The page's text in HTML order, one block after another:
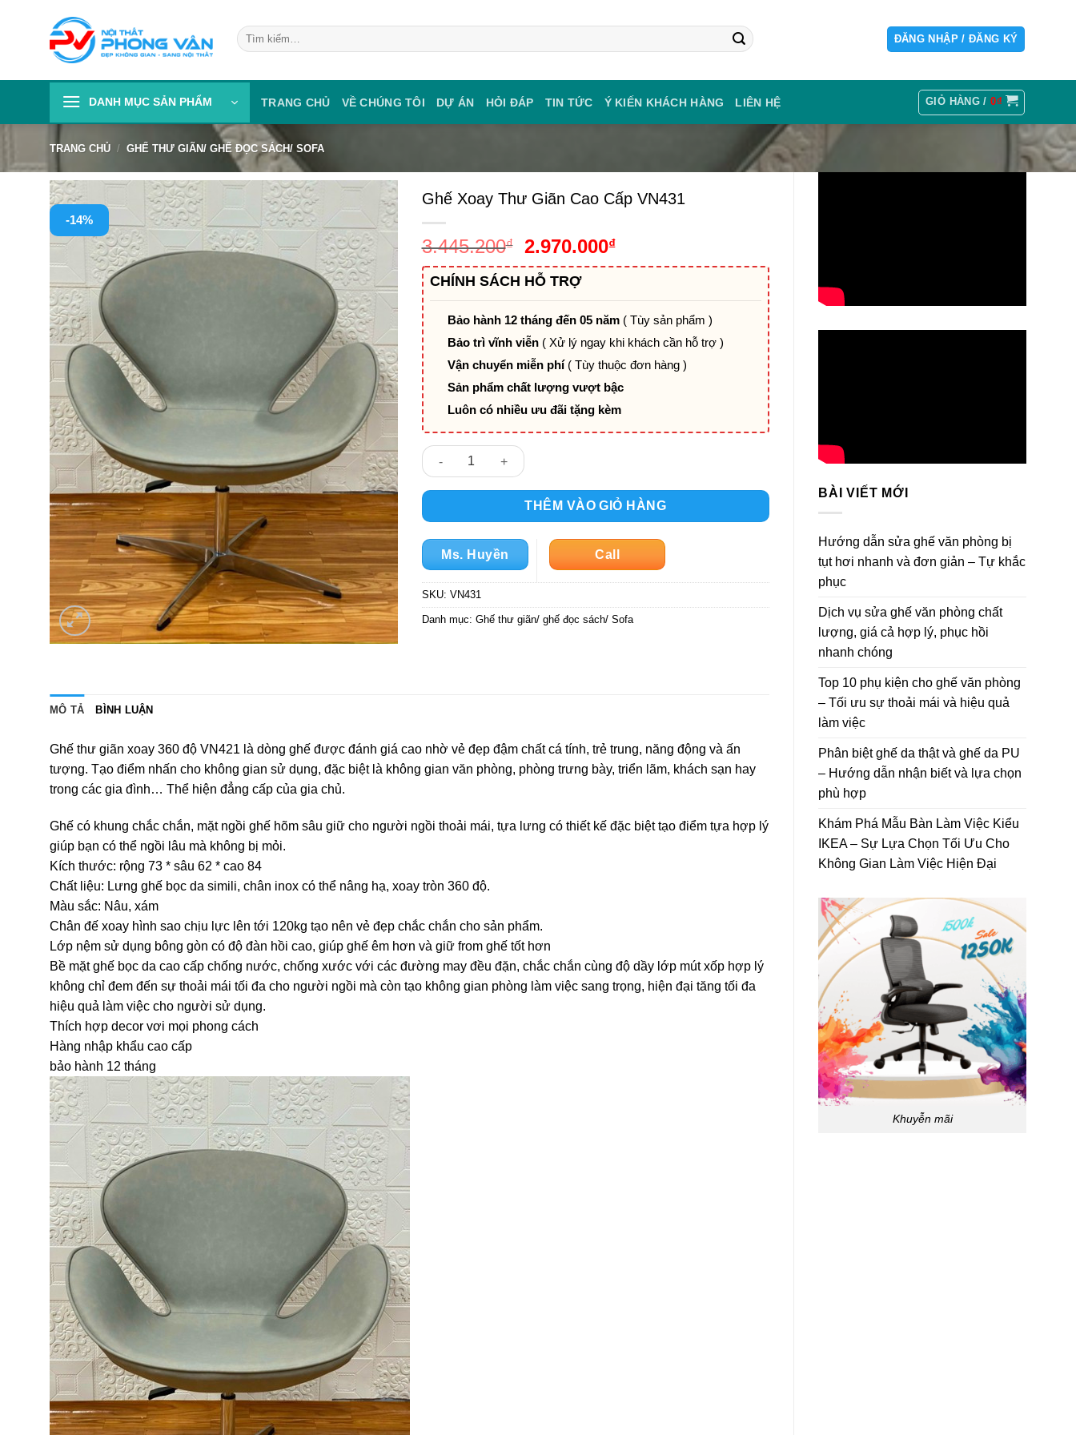
Tìm
kiếm:
ĐĂNG NHẬP / ĐĂNG KÝ
DANH MỤC SẢN PHẨM TRANG CHỦ VỀ CHÚNG TÔI DỰ ÁN HỎI ĐÁP TIN TỨC Ý KIẾN KHÁCH HÀNG LIÊN HỆ GIỎ HÀNG /0₫
TRANG CHỦ / GHẾ THƯ GIÃN/ GHẾ ĐỌC SÁCH/ SOFA
BÀI VIẾT MỚI
Hướng dẫn sửa ghế văn phòng bị
tụt hơi nhanh và đơn giản – Tự khắc
phục
Dịch vụ sửa ghế văn phòng chất
lượng, giá cả hợp lý, phục hồi
nhanh chóng
Top 10 phụ kiện cho ghế văn phòng
– Tối ưu sự thoải mái và hiệu quả
làm việc
Phân biệt ghế da thật và ghế da PU
– Hướng dẫn nhận biết và lựa chọn
phù hợp
Khám Phá Mẫu Bàn Làm Việc Kiểu
IKEA – Sự Lựa Chọn Tối Ưu Cho
Không Gian Làm Việc Hiện Đại
Khuyễn mãi
-14%
Ghế Xoay Thư Giãn Cao Cấp VN431
3.445.200₫
Giá
gốc
là:
3.445.200₫.
2.970.000₫Giá
hiện
là:
2.970.000₫.
CHÍNH SÁCH HỖ TRỢ
Bảo hành 12 tháng đến 05 năm ( Tùy sản phẩm )
Bảo trì vĩnh viễn ( Xử lý ngay khi khách cần hỗ trợ )
Vận chuyển miễn phí ( Tùy thuộc đơn hàng )
Sản phẩm chất lượng vượt bậc
Luôn có nhiều ưu đãi tặng kèm
Ghế Xoay Thư Giãn Cao Cấp VN431 số lượng
THÊM VÀO GIỎ HÀNG
Ms. Huyền Call
SKU: VN431
Danh mục: Ghế thư giãn/ ghế đọc sách/ Sofa
MÔ TẢ BÌNH LUẬN
Ghế thư giãn xoay 360 độ VN421 là dòng ghế được đánh giá cao nhờ vẻ đẹp đậm chất cá tính, trẻ trung, năng động và ấn
tượng. Tạo điểm nhấn cho không gian sử dụng, đặc biệt là không gian văn phòng, phòng trưng bày, triển lãm, khách sạn hay
trong các gia đình… Thể hiện đẳng cấp của gia chủ.
Ghế có khung chắc chắn, mặt ngồi ghế hõm sâu giữ cho người ngồi thoải mái, tựa lưng có thiết kế đặc biệt tạo điểm tựa hợp lý
giúp bạn có thể ngồi lâu mà không bị mỏi.
Kích thước: rộng 73 * sâu 62 * cao 84
Chất liệu: Lưng ghế bọc da simili, chân inox có thể nâng hạ, xoay tròn 360 độ.
Màu sắc: Nâu, xám
Chân đế xoay hình sao chịu lực lên tới 120kg tạo nên vẻ đẹp chắc chắn cho sản phẩm.
Lớp nệm sử dụng bông gòn có độ đàn hồi cao, giúp ghế êm hơn và giữ from ghế tốt hơn
Bề mặt ghế bọc da cao cấp chống nước, chống xước với các đường may đều đặn, chắc chắn cùng độ dầy lớp mút xốp hợp lý
không chỉ đem đến sự thoải mái tối đa cho người ngồi mà còn tạo không gian phòng làm việc sang trọng, hiện đại tăng tối đa
hiệu quả làm việc cho người sử dụng.
Thích hợp decor vơi mọi phong cách
Hàng nhập khẩu cao cấp
bảo hành 12 tháng